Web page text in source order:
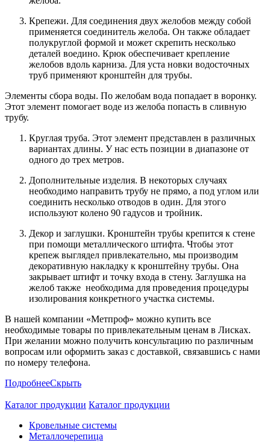
Крепежи. Для соединения двух желобов между собой
применяется соединитель желоба. Он также обладает
полукруглой формой и может скрепить несколько
деталей воедино. Крюк обеспечивает крепление
желобов вдоль карниза. Для уста новки водосточных
труб применяют кронштейн для трубы.
Элементы сбора воды. По желобам вода попадает в воронку.
Этот элемент помогает воде из желоба попасть в сливную
трубу.
Круглая труба. Этот элемент представлен в различных
вариантах длины. У нас есть позиции в диапазоне от
одного до трех метров.
Дополнительные изделия. В некоторых случаях
необходимо направить трубу не прямо, а под углом или
соединить несколько отводов в один. Для этого
используют колено 90 гадусов и тройник.
Декор и заглушки. Кронштейн трубы крепится к стене
при помощи металлического штифта. Чтобы этот
крепеж выглядел привлекательно, мы производим
декоративную накладку к кронштейну трубы. Она
закрывает штифт и точку входа в стену. Заглушка на
желоб также необходима для проведения процедуры
изолирования конкретного участка системы.
В нашей компании «Метпроф» можно купить все
необходимые товары по привлекательным ценам в Лисках.
При желании можно получить консультацию по различным
вопросам или оформить заказ с доставкой, связавшись с нами
по номеру телефона.
ПодробнееСкрыть
Каталог продукции Каталог продукции
Кровельные системы
Металлочерепица